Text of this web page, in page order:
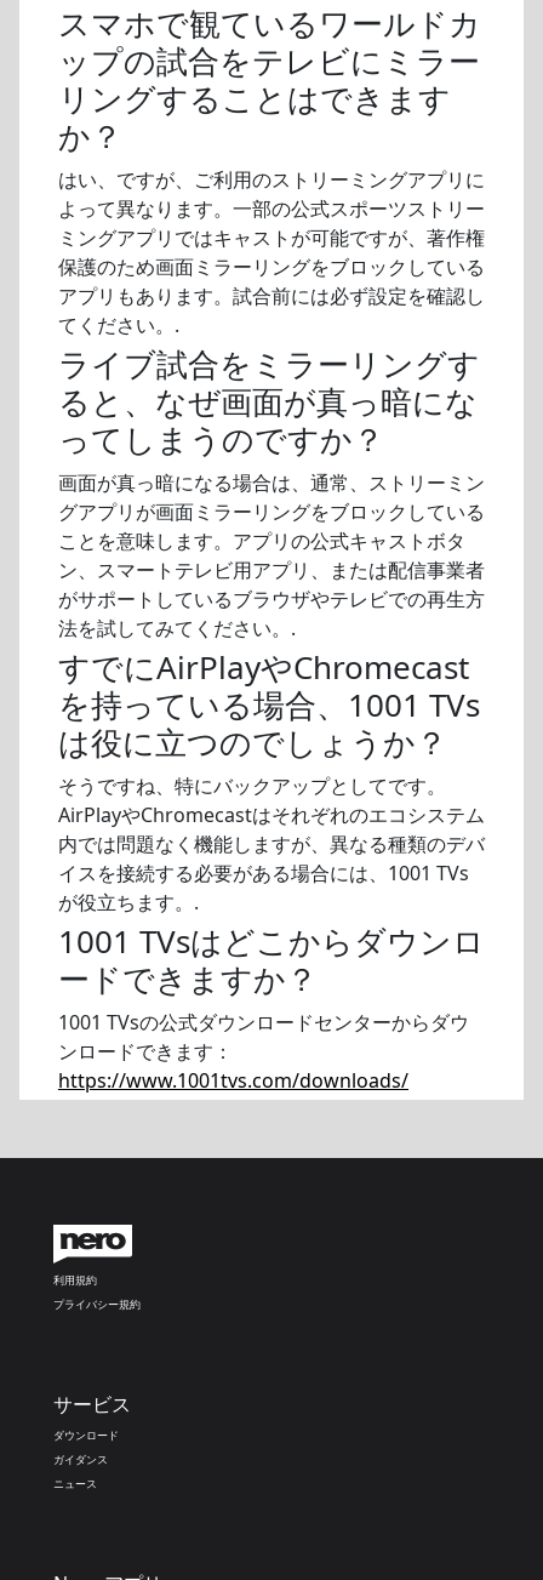
スマホで観ているワールドカ
ップの試合をテレビにミラー
リングすることはできます
か？
はい、ですが、ご利用のストリーミングアプリに
よって異なります。一部の公式スポーツストリー
ミングアプリではキャストが可能ですが、著作権
保護のため画面ミラーリングをブロックしている
アプリもあります。試合前には必ず設定を確認し
てください。.
ライブ試合をミラーリングす
ると、なぜ画面が真っ暗にな
ってしまうのですか？
画面が真っ暗になる場合は、通常、ストリーミン
グアプリが画面ミラーリングをブロックしている
ことを意味します。アプリの公式キャストボタ
ン、スマートテレビ用アプリ、または配信事業者
がサポートしているブラウザやテレビでの再生方
法を試してみてください。.
すでにAirPlayやChromecast
を持っている場合、1001 TVs
は役に立つのでしょうか？
そうですね、特にバックアップとしてです。
AirPlayやChromecastはそれぞれのエコシステム
内では問題なく機能しますが、異なる種類のデバ
イスを接続する必要がある場合には、1001 TVs
が役立ちます。.
1001 TVsはどこからダウンロ
ードできますか？
1001 TVsの公式ダウンロードセンターからダウ
ンロードできます：
https://www.1001tvs.com/downloads/
利用規約
プライバシー規約
サービス
ダウンロード
ガイダンス
ニュース